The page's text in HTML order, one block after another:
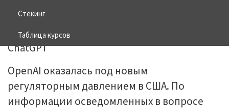
Стекинг
Таблица курсов
OpenAI оказалась под новым
регуляторным давлением в США. По
информации осведомленных в вопросе